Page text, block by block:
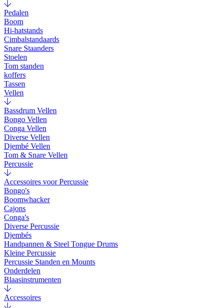
Pedalen
Boom
Hi-hatstands
Cimbalstandaards
Snare Staanders
Stoelen
Tom standen
koffers
Tassen
Vellen
Bassdrum Vellen
Bongo Vellen
Conga Vellen
Diverse Vellen
Djembé Vellen
Tom & Snare Vellen
Percussie
Accessoires voor Percussie
Bongo's
Boomwhacker
Cajons
Conga's
Diverse Percussie
Djembés
Handpannen & Steel Tongue Drums
Kleine Percussie
Percussie Standen en Mounts
Onderdelen
Blaasinstrumenten
Accessoires